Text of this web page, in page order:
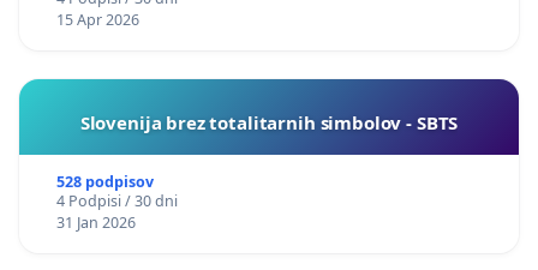
15 Apr 2026
Slovenija brez totalitarnih simbolov - SBTS
528 podpisov
4 Podpisi / 30 dni
31 Jan 2026